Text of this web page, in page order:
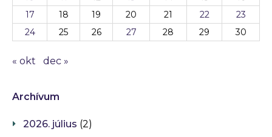
17
18 19 20 21 22
23
24
25 26 27 28 29 30
« okt dec »
Archívum
2026. július (2)